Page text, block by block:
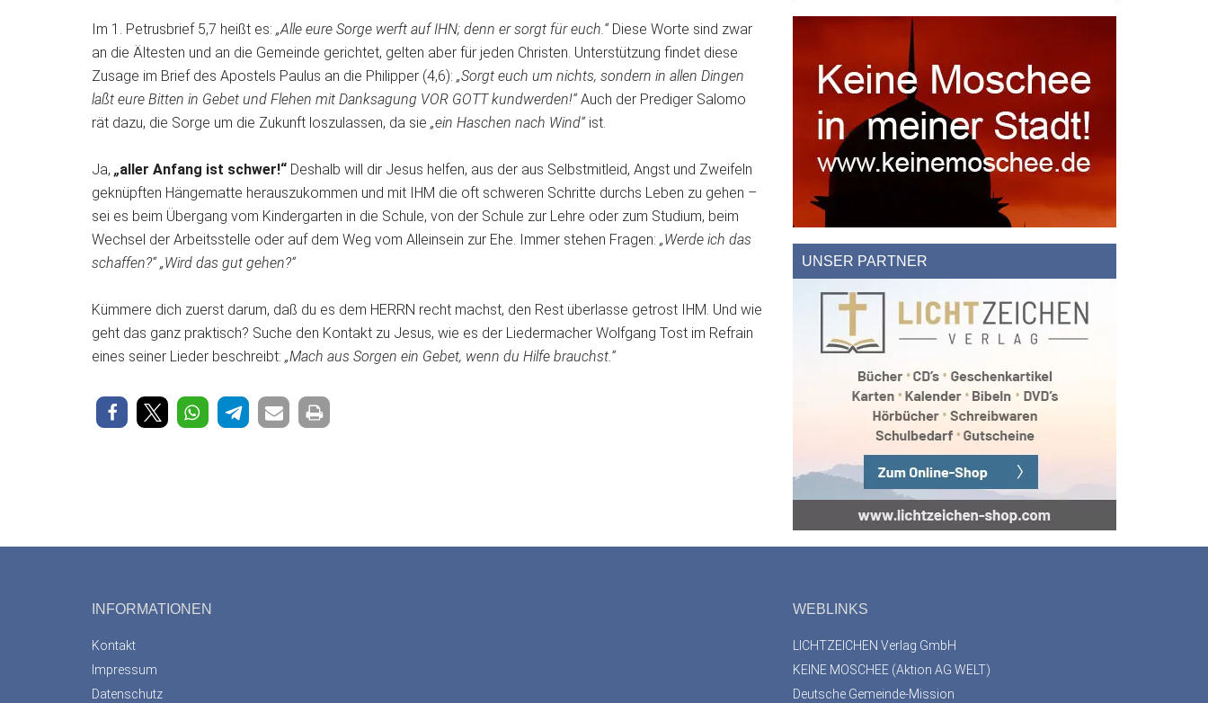
Im 1. Petrusbrief 5,7 heißt es: „Alle eure Sorge werft auf IHN; denn er sorgt für euch.“Diese Worte sind zwar
an die Ältesten und an die Gemeinde gerichtet, gelten aber für jeden Christen. Unterstützung findet diese
Zusage im Brief des Apostels Paulus an die Philipper (4,6): „Sorgt euch um nichts, sondern in allen Dingen
laßt eure Bitten in Gebet und Flehen mit Danksagung VOR GOTT kundwerden!“Auch der Prediger Salomo
rät dazu, die Sorge um die Zukunft loszulassen, da sie „ein Haschen nach Wind“ ist.
Ja, „aller Anfang ist schwer!“ Deshalb will dir Jesus helfen, aus der aus Selbstmitleid, Angst und Zweifeln
geknüpften Hängematte herauszukommen und mit IHM die oft schweren Schritte durchs Leben zu gehen –
sei es beim Übergang vom Kindergarten in die Schule, von der Schule zur Lehre oder zum Studium, beim
Wechsel der Arbeitsstelle oder auf dem Weg vom Alleinsein zur Ehe. Immer stehen Fragen: „Werde ich das
schaffen?“ „Wird das gut gehen?“
Kümmere dich zuerst darum, daß du es dem HERRN recht machst, den Rest überlasse getrost IHM. Und wie
geht das ganz praktisch? Suche den Kontakt zu Jesus, wie es der Liedermacher Wolfgang Tost im Refrain
eines seiner Lieder beschreibt: „Mach aus Sorgen ein Gebet, wenn du Hilfe brauchst.“
UNSER PARTNER
INFORMATIONEN
Kontakt
Impressum
Datenschutz
WEBLINKS
LICHTZEICHEN Verlag GmbH
KEINE MOSCHEE (Aktion AG WELT)
Deutsche Gemeinde-Mission